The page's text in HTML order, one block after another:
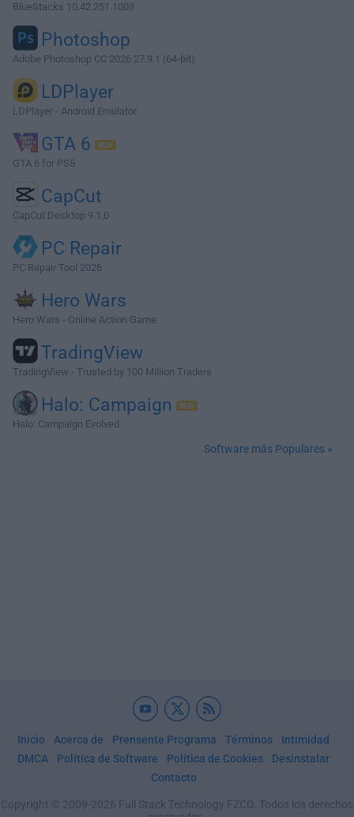
BlueStacks 10.42.251.1003
Photoshop
Adobe Photoshop CC 2026 27.9.1 (64-bit)
LDPlayer
LDPlayer - Android Emulator
GTA 6
GTA 6 for PS5
CapCut
CapCut Desktop 9.1.0
PC Repair
PC Repair Tool 2026
Hero Wars
Hero Wars - Online Action Game
TradingView
TradingView - Trusted by 100 Million Traders
Halo: Campaign
Halo: Campaign Evolved
Software más Populares »
Inicio Acerca de Prensente Programa Términos
Intimidad
DMCA
Política de Software Política de Cookies
Desinstalar
Contacto
Copyright © 2009-2026 Full Stack Technology FZCO. Todos los derechos